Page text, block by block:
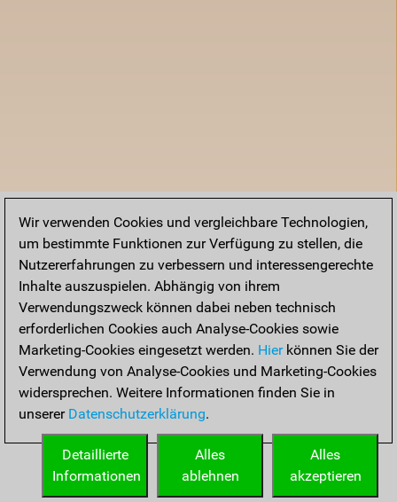
Wir verwenden Cookies und vergleichbare Technologien,
um bestimmte Funktionen zur Verfügung zu stellen, die
Nutzererfahrungen zu verbessern und interessengerechte
Inhalte auszuspielen. Abhängig von ihrem
Verwendungszweck können dabei neben technisch
erforderlichen Cookies auch Analyse-Cookies sowie
Marketing-Cookies eingesetzt werden. Hierkönnen Sie der
Verwendung von Analyse-Cookies und Marketing-Cookies
widersprechen. Weitere Informationen finden Sie in
unserer Datenschutzerklärung.
Alles
akzeptieren
Alles
ablehnen
Detaillierte
Informationen